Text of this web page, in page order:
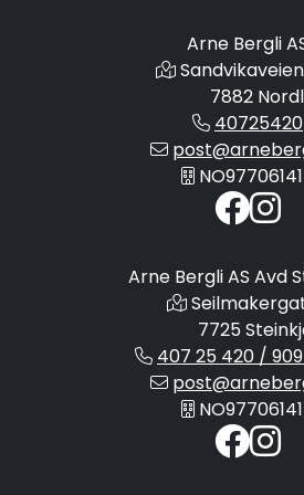
Arne Bergli
7882
40725420
Arne Bergli AS Avd
7725
407 25 420 / 909